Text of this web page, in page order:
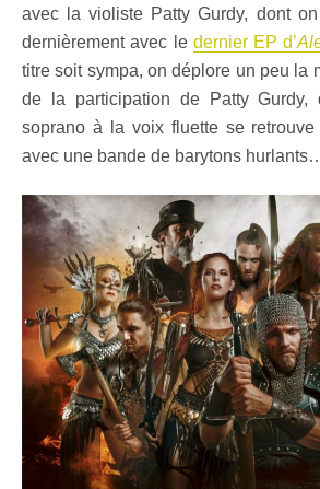
avec la violiste Patty Gurdy, dont
dernièrement avec le dernier EP d’
titre soit sympa, on déplore un peu la
de la participation de Patty Gurdy,
soprano à la voix fluette se
avec une bande de barytons